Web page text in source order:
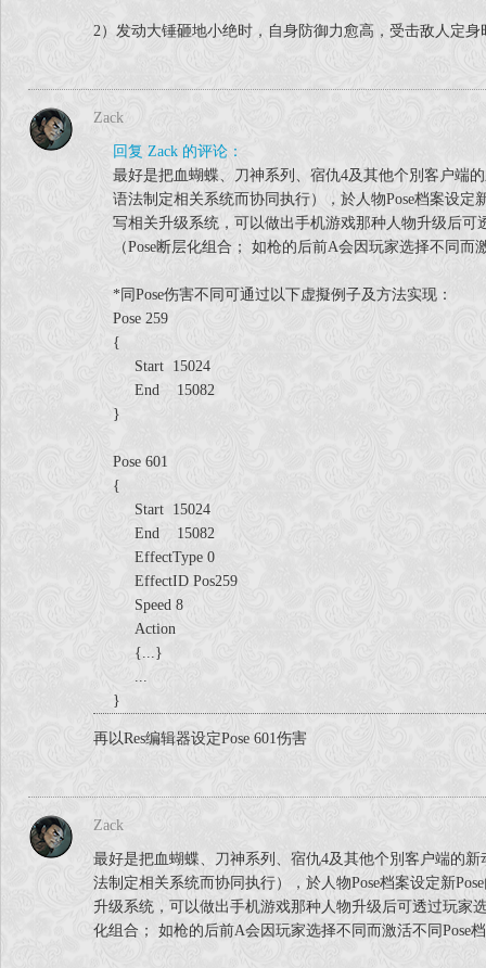
2）发动大锤砸地小绝时，自身防御力愈高，受击敌人定
Zack
回复 Zack 的评论：
最好是把血蝴蝶、刀神系列、宿仇4及其他个別客户端
语法制定相关系统而协同执行），於人物Pose档案设定
写相关升级系统，可以做出手机游戏那种人物升级后可
（Pose断层化组合； 如枪的后前A会因玩家选择不同而
*同Pose伤害不同可通过以下虚擬例子及方法实现：
Pose 259
{
Start 15024
End 15082
}
Pose 601
{
Start 15024
End 15082
EffectType 0
EffectID Pos259
Speed 8
Action
{...}
}
再以Res编辑器设定Pose 601伤害
Zack
最好是把血蝴蝶、刀神系列、宿仇4及其他个別客户端的新
法制定相关系统而协同执行），於人物Pose档案设定新
升级系统，可以做出手机游戏那种人物升级后可透过玩家
化组合； 如枪的后前A会因玩家选择不同而激活不同Pose